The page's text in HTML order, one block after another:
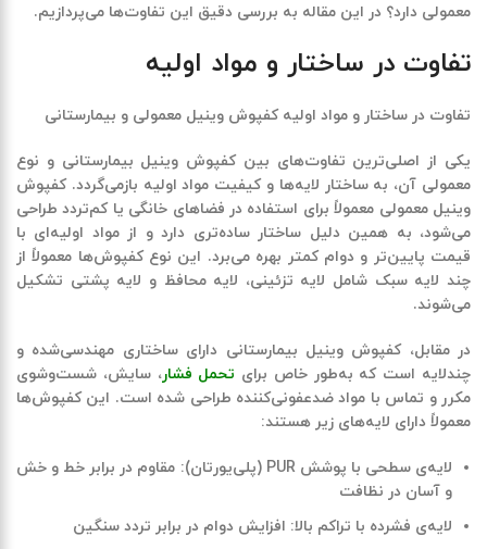
معمولی دارد؟ در این مقاله به بررسی دقیق این تفاوت‌ها می‌پردازیم.
تفاوت در ساختار و مواد اولیه
تفاوت در ساختار و مواد اولیه کفپوش وینیل معمولی و بیمارستانی
یکی از اصلی‌ترین تفاوت‌های بین کفپوش وینیل بیمارستانی و نوع
معمولی آن، به ساختار لایه‌ها و کیفیت مواد اولیه بازمی‌گردد. کفپوش
وینیل معمولی معمولاً برای استفاده در فضاهای خانگی یا کم‌تردد طراحی
می‌شود، به همین دلیل ساختار ساده‌تری دارد و از مواد اولیه‌ای با
قیمت پایین‌تر و دوام کمتر بهره می‌برد. این نوع کفپوش‌ها معمولاً از
چند لایه سبک شامل لایه تزئینی، لایه محافظ و لایه پشتی تشکیل
می‌شوند.
در مقابل، کفپوش وینیل بیمارستانی دارای ساختاری مهندسی‌شده و
چندلایه است که به‌طور خاص برای تحمل فشار، سایش، شست‌وشوی
مکرر و تماس با مواد ضدعفونی‌کننده طراحی شده است. این کفپوش‌ها
معمولاً دارای لایه‌های زیر هستند:
لایه‌ی سطحی با پوشش پلی‌یورتان): مقاوم در برابر خط و خش
و آسان در نظافت
لایه‌ی فشرده با تراکم بالا: افزایش دوام در برابر تردد سنگین